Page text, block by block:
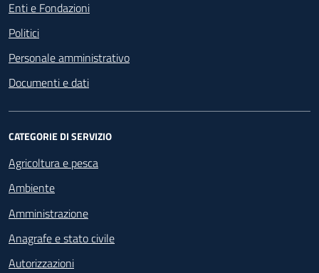
Enti e Fondazioni
Politici
Personale amministrativo
Documenti e dati
CATEGORIE DI SERVIZIO
Agricoltura e pesca
Ambiente
Amministrazione
Anagrafe e stato civile
Autorizzazioni